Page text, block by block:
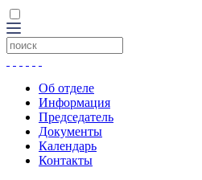
Об отделе
Информация
Председатель
Документы
Календарь
Контакты